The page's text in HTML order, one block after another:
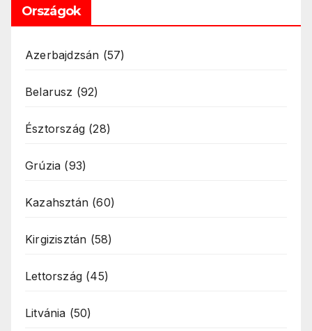
Országok
Azerbajdzsán (57)
Belarusz (92)
Észtország (28)
Grúzia (93)
Kazahsztán (60)
Kirgizisztán (58)
Lettország (45)
Litvánia (50)